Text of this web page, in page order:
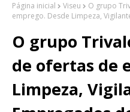
Página inicial Viseu
O grupo
emprego. Desde Limpeza,
O grupo
de ofertas de
Limpeza,